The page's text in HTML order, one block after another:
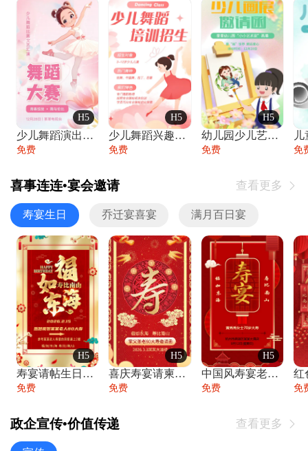
H5
少儿舞蹈演出舞蹈比赛跳舞大赛文艺汇演活动
免费
H5
少儿舞蹈兴趣班艺术培训学校招生宣传
免费
H5
幼儿园少儿艺术展览绘画展摄影作品展美术展
免费 免
喜事连连•宴会邀请 查看更多 
寿宴生日 乔迁宴喜宴 满月百日宴
H5
寿宴请帖生日宴邀请函老人寿星生日快乐祝寿
免费
H5
喜庆寿宴请柬老人生日宴会邀请函请柬过大寿
免费
H5
中国风寿宴老人生日宴会邀请函寿宴请帖请柬
免费 免
政企宣传•价值传递 查看更多 